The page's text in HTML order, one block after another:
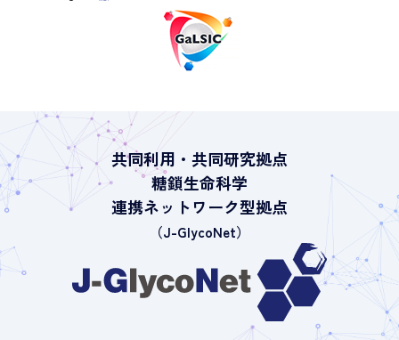
共同利用・共同研究拠点
糖鎖生命科学
連携ネットワーク型拠点
（J-GlycoNet）